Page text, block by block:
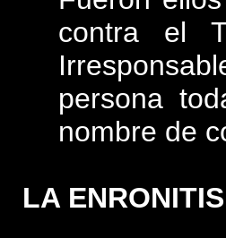
contra el
persona
nombre de
LA